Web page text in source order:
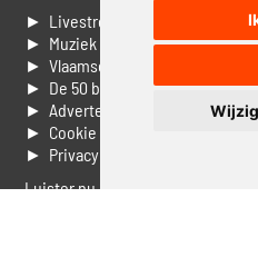
► Livestream informatie
► Muziek opzoeken
► Vlaamse 100 Aller tijden
► De 50 beste van...
► Adverteren op Jouwradio
► Cookie voorkeuren wijzigen
► Privacyinformatie
Luister nu naar Jouwradio! De